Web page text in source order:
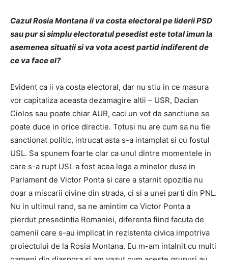
Cazul Rosia Montana ii va costa electoral pe liderii PSD
sau pur si simplu electoratul pesedist este total imun la
asemenea situatii si va vota acest partid indiferent de
ce va face el?
Evident ca ii va costa electoral, dar nu stiu in ce masura
vor capitaliza aceasta dezamagire altii – USR, Dacian
Ciolos sau poate chiar AUR, caci un vot de sanctiune se
poate duce in orice directie. Totusi nu are cum sa nu fie
sanctionat politic, intrucat asta s-a intamplat si cu fostul
USL. Sa spunem foarte clar ca unul dintre momentele in
care s-a rupt USL a fost acea lege a minelor dusa in
Parlament de Victor Ponta si care a starnit opozitia nu
doar a miscarii civine din strada, ci si a unei parti din PNL.
Nu in ultimul rand, sa ne amintim ca Victor Ponta a
pierdut presedintia Romaniei, diferenta fiind facuta de
oamenii care s-au implicat in rezistenta civica impotriva
proiectului de la Rosia Montana. Eu m-am intalnit cu multi